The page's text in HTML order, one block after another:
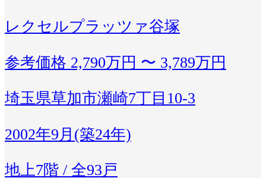
レクセルプラッツァ谷塚
参考価格 2,790万円 〜 3,789万円
埼玉県草加市瀬崎7丁目10-3
2002年9月(築24年)
地上7階 / 全93戸